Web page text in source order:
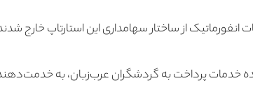
از ساختار سهامداری این استارتاپ خارج
خدمات پرداخت به گردشگران عرب‌زبان، به